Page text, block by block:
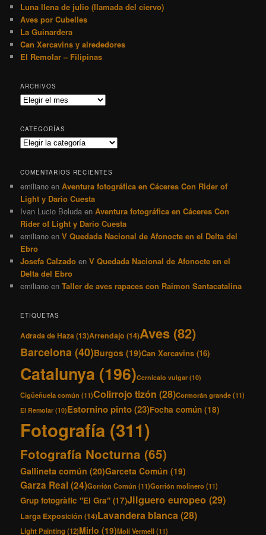
Luna llena de julio (llamada del ciervo)
Aves por Cubelles
La Guinardera
Can Xercavins y alrededores
El Remolar – Filipinas
ARCHIVOS
Archivos
CATEGORÍAS
Categorías
COMENTARIOS RECIENTES
emiliano enAventura fotográfica en Cáceres Con Rider of
Light y Dario Cuesta
Ivan Lucio Boluda enAventura fotográfica en Cáceres Con
Rider of Light y Dario Cuesta
emiliano enV Quedada Nacional de Afonocte en el Delta del
Ebro
Josefa Calzado enV Quedada Nacional de Afonocte en el
Delta del Ebro
emiliano enTaller de aves rapaces con Raimon Santacatalina
ETIQUETAS
Adrada de Haza (13)Arrendajo (14)Aves (82)
Barcelona(40)Burgos (19)Can Xercavins (16)
Catalunya (196)Cernícalo vulgar (10)
Cigüeñuela común (11)Colirrojo tizón (28)Cormorán grande(11)
El Remolar (10)Estornino pinto(23)Focha común (18)
Fotografía (311)
Fotografía Nocturna (65)
Gallineta común (20)Garceta Común (19)
Garza Real(24)Gorrión Común (11)Gorrión molinero(11)
Grup fotogràfic "El Gra" (17)Jilguero europeo (29)
Larga Exposición (14)Lavandera blanca(28)
Light Painting(12)Mirlo (19)Molí Vermell(11)